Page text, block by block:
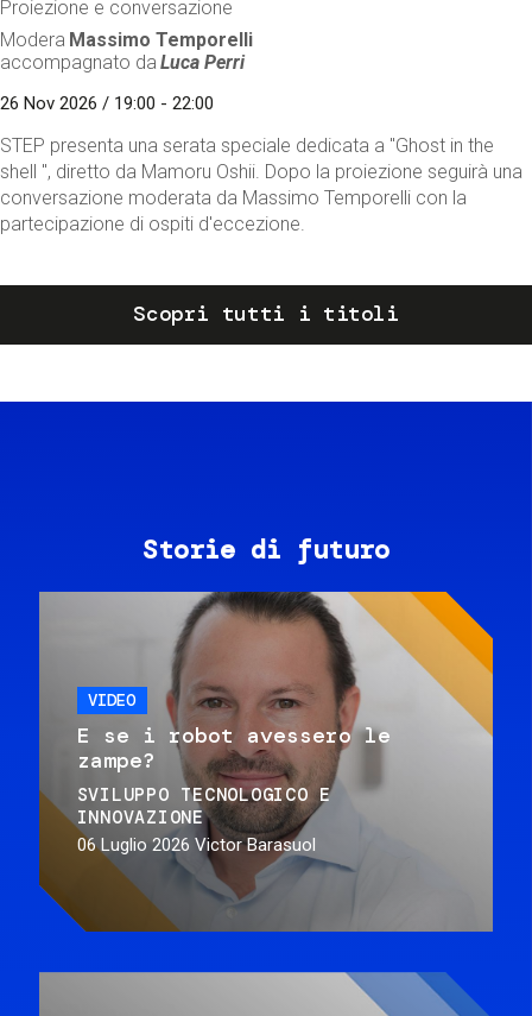
Proiezione e conversazione
Modera Massimo Temporelli
accompagnato da Luca Perri
26 Nov 2026 / 19:00 - 22:00
STEP presenta una serata speciale dedicata a "Ghost in the
shell ", diretto da Mamoru Oshii. Dopo la proiezione seguirà una
conversazione moderata da Massimo Temporelli con la
partecipazione di ospiti d'eccezione.
Scopri tutti i titoli
Storie di futuro
VIDEO
E se i robot avessero le
zampe?
SVILUPPO TECNOLOGICO E
INNOVAZIONE
06 Luglio 2026 Victor Barasuol